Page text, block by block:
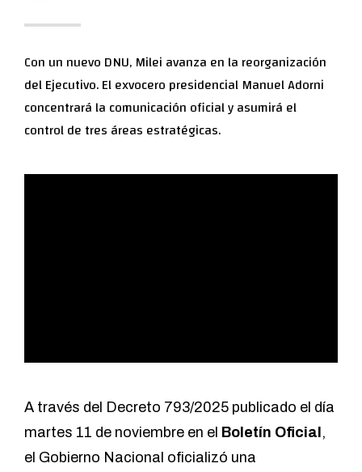
Con un nuevo DNU, Milei avanza en la reorganización
del Ejecutivo. El exvocero presidencial Manuel Adorni
concentrará la comunicación oficial y asumirá el
control de tres áreas estratégicas.
A través del Decreto 793/2025 publicado el día
martes 11 de noviembre en el Boletín Oficial ,
el Gobierno Nacional oficializó una